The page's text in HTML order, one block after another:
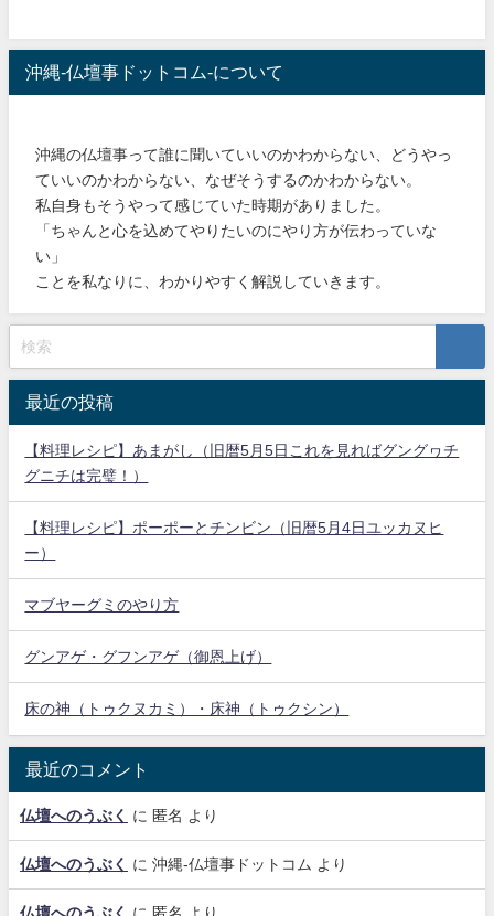
沖縄-仏壇事ドットコム-について
沖縄の仏壇事って誰に聞いていいのかわからない、どうやっ
ていいのかわからない、なぜそうするのかわからない。
私自身もそうやって感じていた時期がありました。
「ちゃんと心を込めてやりたいのにやり方が伝わっていな
い」
ことを私なりに、わかりやすく解説していきます。
最近の投稿
【料理レシピ】あまがし（旧暦5月5日これを見ればグングヮチ
グニチは完璧！）
【料理レシピ】ポーポーとチンビン（旧暦5月4日ユッカヌヒ
ー）
マブヤーグミのやり方
グンアゲ・グフンアゲ（御恩上げ）
床の神（トゥクヌカミ）・床神（トゥクシン）
最近のコメント
仏壇へのうぶく に 匿名 より
仏壇へのうぶく に 沖縄-仏壇事ドットコム より
仏壇へのうぶく に 匿名 より